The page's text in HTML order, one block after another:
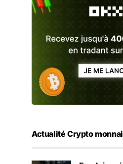
Actualité Crypto